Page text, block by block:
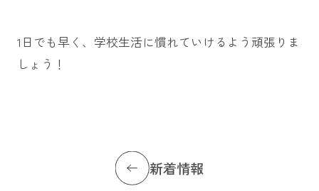
1日でも早く、学校生活に慣れていけるよう頑張りま
しょう！
新着情報